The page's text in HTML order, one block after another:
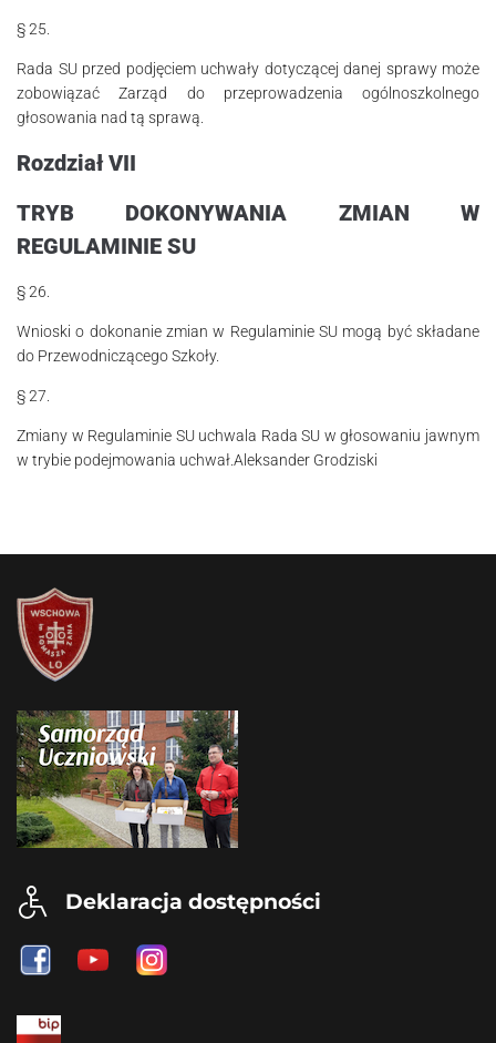
§ 25.
Rada SU przed podjęciem uchwały dotyczącej danej sprawy może
zobowiązać Zarząd do przeprowadzenia ogólnoszkolnego
głosowania nad tą sprawą.
Rozdział VII
TRYB DOKONYWANIA ZMIAN W
REGULAMINIE SU
§ 26.
Wnioski o dokonanie zmian w Regulaminie SU mogą być składane
do Przewo­dni­czącego Szkoły.
§ 27.
Zmiany w Regulaminie SU uchwala Rada SU w głosowaniu jawnym
w trybie podejmowania uchwał.Aleksander Grodziski
Deklaracja dostępności